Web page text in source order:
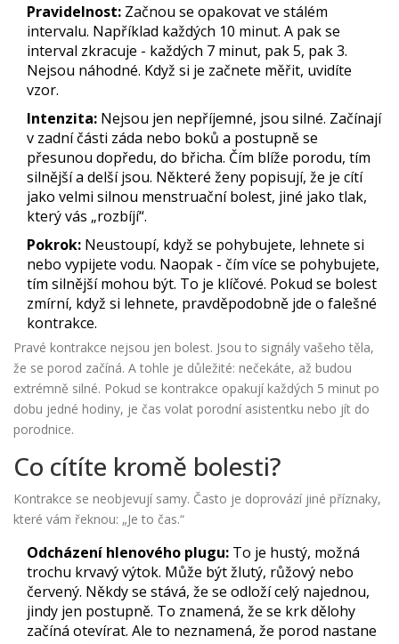
Pravidelnost: Začnou se opakovat ve stálém
intervalu. Například každých 10 minut. A pak se
interval zkracuje - každých 7 minut, pak 5, pak 3.
Nejsou náhodné. Když si je začnete měřit, uvidíte
vzor.
Intenzita: Nejsou jen nepříjemné, jsou silné. Začínají
v zadní části záda nebo boků a postupně se
přesunou dopředu, do břicha. Čím blíže porodu, tím
silnější a delší jsou. Některé ženy popisují, že je cítí
jako velmi silnou menstruační bolest, jiné jako tlak,
který vás „rozbíjí“.
Pokrok: Neustoupí, když se pohybujete, lehnete si
nebo vypijete vodu. Naopak - čím více se pohybujete,
tím silnější mohou být. To je klíčové. Pokud se bolest
zmírní, když si lehnete, pravděpodobně jde o falešné
kontrakce.
Pravé kontrakce nejsou jen bolest. Jsou to signály vašeho těla,
že se porod začíná. A tohle je důležité: nečekáte, až budou
extrémně silné. Pokud se kontrakce opakují každých 5 minut po
dobu jedné hodiny, je čas volat porodní asistentku nebo jít do
porodnice.
Co cítíte kromě bolesti?
Kontrakce se neobjevují samy. Často je doprovází jiné příznaky,
které vám řeknou: „Je to čas.“
Odcházení hlenového plugu: To je hustý, možná
trochu krvavý výtok. Může být žlutý, růžový nebo
červený. Někdy se stává, že se odloží celý najednou,
jindy jen postupně. To znamená, že se krk dělohy
začíná otevírat. Ale to neznamená, že porod nastane